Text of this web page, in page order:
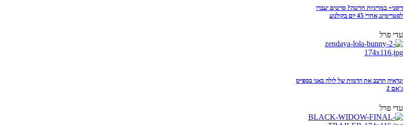
דיסני+ במדיניות חדשה? סרטים יעברו
לסטרימינג אחרי 45 יום בקולנוע
עדי פרל
זנדאיה תדבב את הדמות של לולה באני בספייס
ג'אם 2
עדי פרל